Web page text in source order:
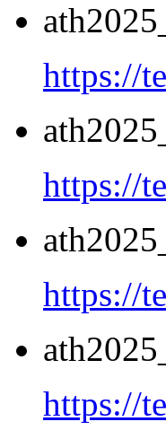
https://
https://
https://
https://